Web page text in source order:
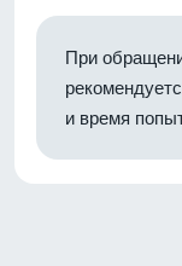
При
и время